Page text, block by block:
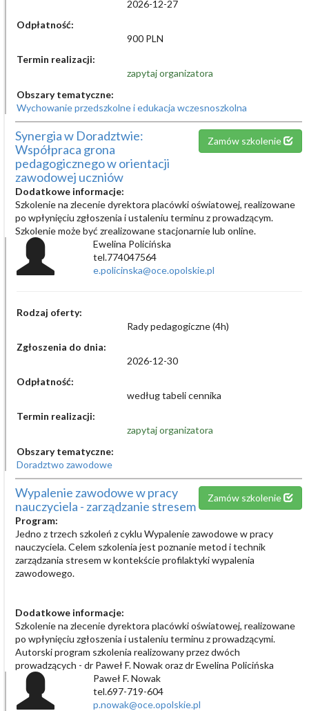
2026-12-27
Odpłatność:
900 PLN
Termin realizacji:
zapytaj organizatora
Obszary tematyczne:
Wychowanie przedszkolne i edukacja wczesnoszkolna
Synergia w Doradztwie:
Współpraca grona
pedagogicznego w orientacji
zawodowej uczniów
Zamów szkolenie
Dodatkowe informacje:
Szkolenie na zlecenie dyrektora placówki oświatowej, realizowane
po wpłynięciu zgłoszenia i ustaleniu terminu z prowadzącym.
Szkolenie może być zrealizowane stacjonarnie lub online.
Ewelina Policińska
tel.774047564
e.policinska@oce.opolskie.pl
Rodzaj oferty:
Rady pedagogiczne (4h)
Zgłoszenia do dnia:
2026-12-30
Odpłatność:
według tabeli cennika
Termin realizacji:
zapytaj organizatora
Obszary tematyczne:
Doradztwo zawodowe
Wypalenie zawodowe w pracy
nauczyciela - zarządzanie stresem
Zamów szkolenie
Program:
Jedno z trzech szkoleń z cyklu Wypalenie zawodowe w pracy
nauczyciela. Celem szkolenia jest poznanie metod i technik
zarządzania stresem w kontekście profilaktyki wypalenia
zawodowego.
Dodatkowe informacje:
Szkolenie na zlecenie dyrektora placówki oświatowej, realizowane
po wpłynięciu zgłoszenia i ustaleniu terminu z prowadzącymi.
Autorski program szkolenia realizowany przez dwóch
prowadzących - dr Paweł F. Nowak oraz dr Ewelina Policińska
Paweł F. Nowak
tel.697-719-604
p.nowak@oce.opolskie.pl